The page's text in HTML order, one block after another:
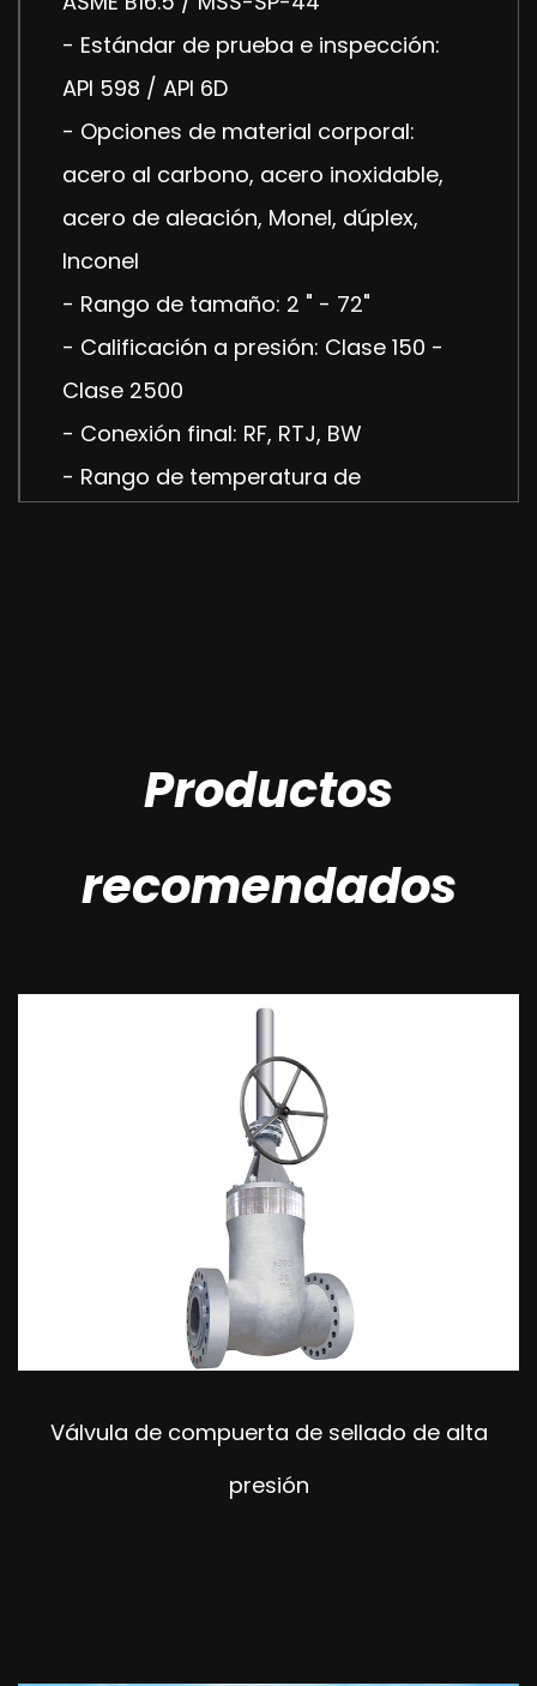
- Estándar de prueba e inspección:
API 598 / API 6D
- Opciones de material corporal:
acero al carbono, acero inoxidable,
acero de aleación, Monel, dúplex,
Inconel
- Rango de tamaño: 2 " - 72"
- Calificación a presión: Clase 150 -
Clase 2500
- Conexión final: RF, RTJ, BW
- Rango de temperatura de
Productos
recomendados
Válvula de compuerta de sellado de alta
presión